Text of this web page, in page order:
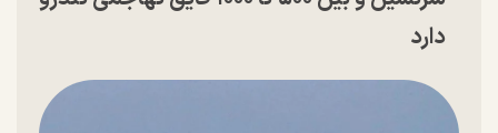
دارد